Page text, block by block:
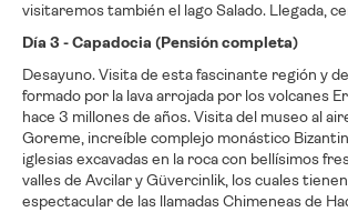
visitaremos también el lago Salado. Llegada,
Día 3 - Capadocia (Pensión completa)
Desayuno. Visita de esta fascinante región y
formado por la lava arrojada por los volcanes
hace 3 millones de años. Visita del museo al
Goreme, increíble complejo monástico
iglesias excavadas en la roca con bellísimos
valles de Avcilar y Güvercinlik, los cuales
espectacular de las llamadas Chimeneas de